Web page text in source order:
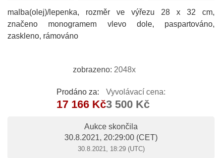
malba(olej)/lepenka, rozměr ve výřezu 28 x 32 cm,
značeno monogramem vlevo dole, paspartováno,
zaskleno, rámováno
zobrazeno: 2048x
Prodáno za:
17 166 Kč
Vyvolávací cena:
3 500 Kč
Aukce skončila
30.8.2021, 20:29:00 (CET)
30.8.2021, 18:29 (UTC)